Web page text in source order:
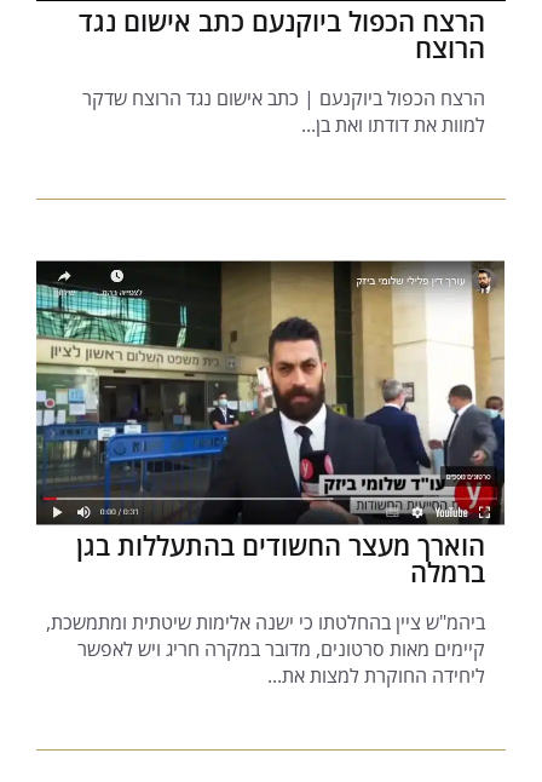
הרצח הכפול ביוקנעם כתב אישום נגד
הרוצח
הרצח הכפול ביוקנעם | כתב אישום נגד הרוצח שדקר
למוות את דודתו ואת בן...
הוארך מעצר החשודים בהתעללות בגן
ברמלה
ביהמ"ש ציין בהחלטתו כי ישנה אלימות שיטתית ומתמשכת,
קיימים מאות סרטונים, מדובר במקרה חריג ויש לאפשר
ליחידה החוקרת למצות את...